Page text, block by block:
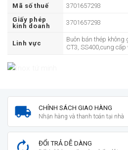
Mã số thuế
3701657293
Giấy phép
kinh doanh
3701657293
Linh vực
Buôn bán thép không
CT3, SS400,cung cấp
CHÍNH SÁCH GIAO HÀNG
Nhận hàng và thanh toán tại nhà
ĐỔI TRẢ DỄ DÀNG